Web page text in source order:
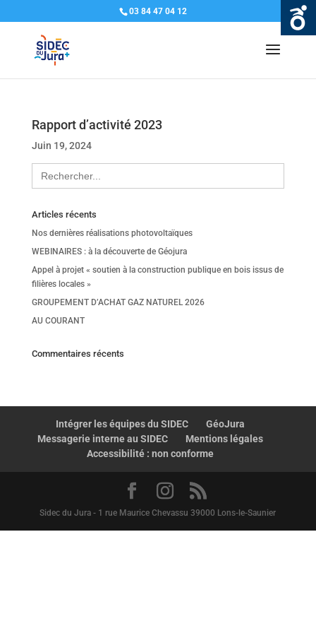
03 84 47 04 12
Rapport d’activité 2023
Juin 19, 2024
Search
for:
Articles récents
Nos dernières réalisations photovoltaïques
WEBINAIRES : à la découverte de Géojura
Appel à projet « soutien à la construction publique en bois issus de
filières locales »
GROUPEMENT D’ACHAT GAZ NATUREL 2026
AU COURANT
Commentaires récents
Intégrer les équipes du SIDEC
GéoJura
Messagerie interne au SIDEC
Mentions légales
Accessibilité : non conforme
Sidec du Jura - 1 rue Maurice Chevassu 39000 Lons-le-Saunier